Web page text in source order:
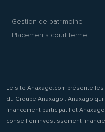
Gestion de patrimoine
Placements court terme
Le site Anaxago.com présente
du Groupe Anaxago : Anaxago
financement participatif et
conseil en investissement